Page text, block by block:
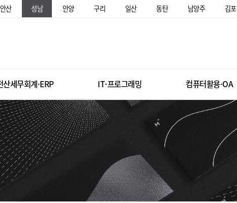
안산 성남 안양 구리 일산 동탄 남양주 김포
산세무회계·ERP IT·프로그래밍 컴퓨터활용·OA